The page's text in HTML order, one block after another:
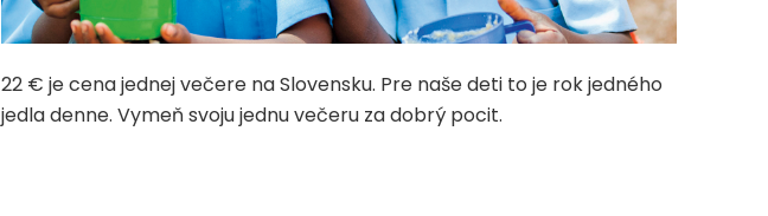
22 € je cena jednej večere na Slovensku. Pre naše deti to je rok jedného
jedla denne. Vymeň svoju jednu večeru za dobrý pocit.